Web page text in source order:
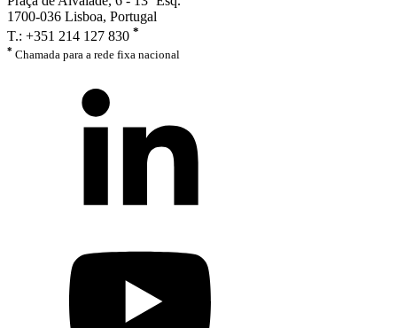
1700-036 Lisboa, Portugal
T.: +351 214 127 830 *
* Chamada para a rede fixa nacional